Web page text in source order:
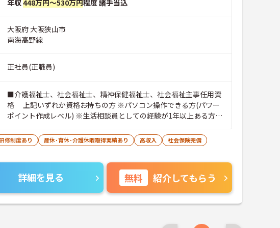
年収448万円～530万円程度 諸手当込
大阪府 大阪狭山市
南海高野線
正社員(正職員)
■介護福祉士、社会福祉士、精神保健福祉士、社会福祉主事任用資
格 上記いずれか資格お持ちの方 ※パソコン操作できる方(パワー
ポイント作成レベル) ※生活相談員としての経験が1年以上ある方尚
可
修制度あり 産休･育休･介護休暇取得実績あり 高収入
社会保険完備
詳細を見る 無料 紹介してもらう